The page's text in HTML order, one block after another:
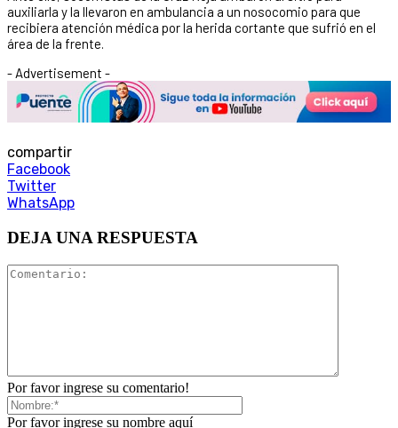
auxiliarla y la llevaron en ambulancia a un nosocomio para que
recibiera atención médica por la herida cortante que sufrió en el
área de la frente.
- Advertisement -
compartir
Facebook
Twitter
WhatsApp
DEJA UNA RESPUESTA
Por favor ingrese su comentario!
Por favor ingrese su nombre aquí